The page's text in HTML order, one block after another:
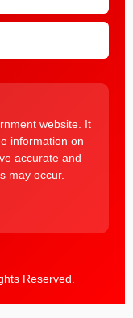
website. It
information on
accurate and
may occur.
Reserved.